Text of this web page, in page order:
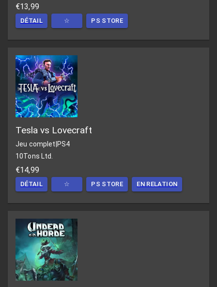
€13,99
DÉTAIL ☆ PS STORE
Tesla vs Lovecraft
Jeu complet PS4
10Tons Ltd.
€14,99
DÉTAIL ☆ PS STORE EN RELATION